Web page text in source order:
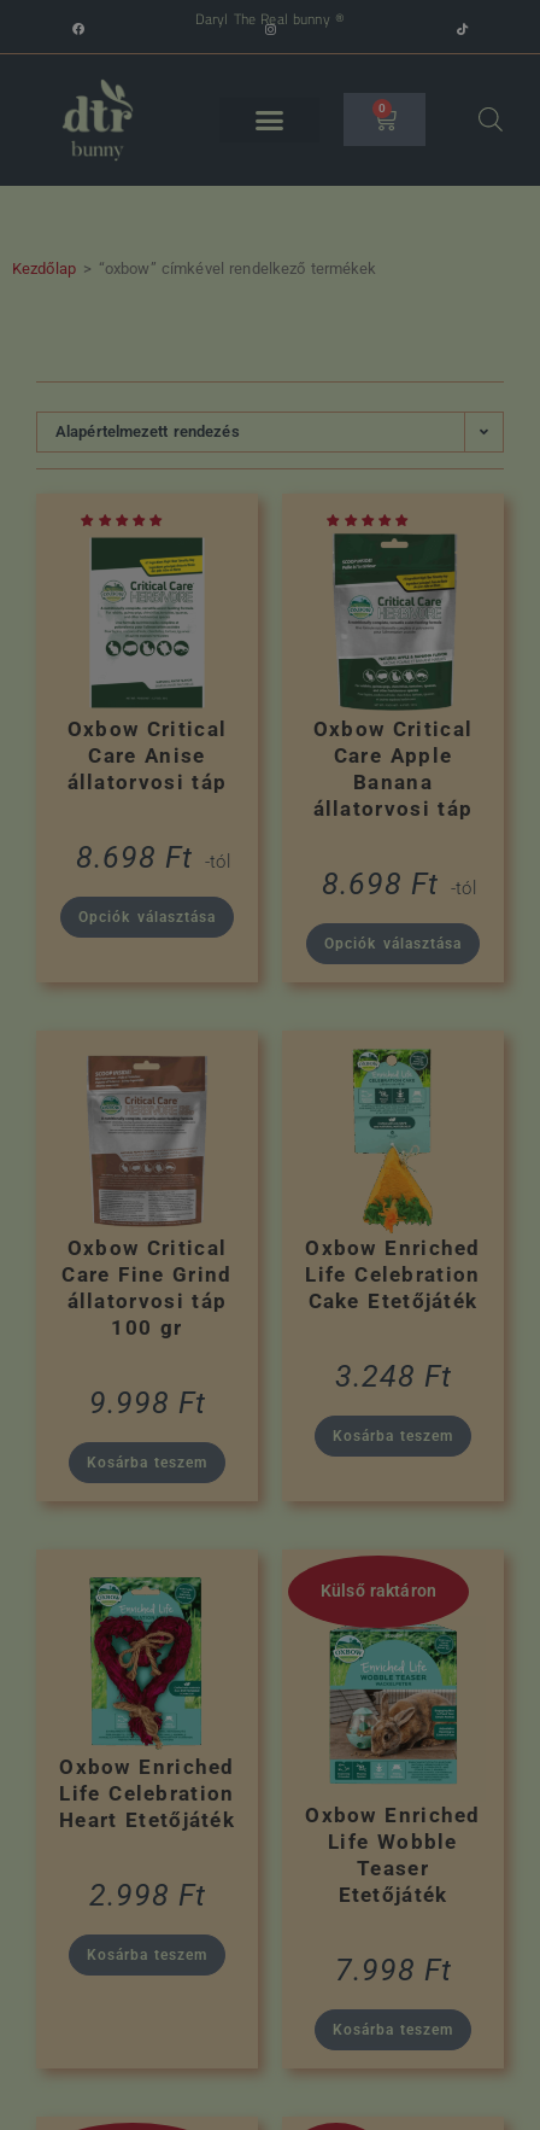
Daryl The Real bunny ®
0
Kezdőlap > “oxbow” címkével rendelkező termékek
Alapértelmezett rendezés
Oxbow Critical
Care Anise
állatorvosi táp
8.698 Ft -tól
Opciók választása
Oxbow Critical
Care Apple
Banana
állatorvosi táp
8.698 Ft -tól
Opciók választása
Oxbow Critical
Care Fine Grind
állatorvosi táp
100 gr
9.998 Ft
Kosárba teszem
Oxbow Enriched
Life Celebration
Cake Etetőjáték
3.248 Ft
Kosárba teszem
Oxbow Enriched
Life Celebration
Heart Etetőjáték
2.998 Ft
Kosárba teszem
Külső raktáron
Oxbow Enriched
Life Wobble
Teaser
Etetőjáték
7.998 Ft
Kosárba teszem